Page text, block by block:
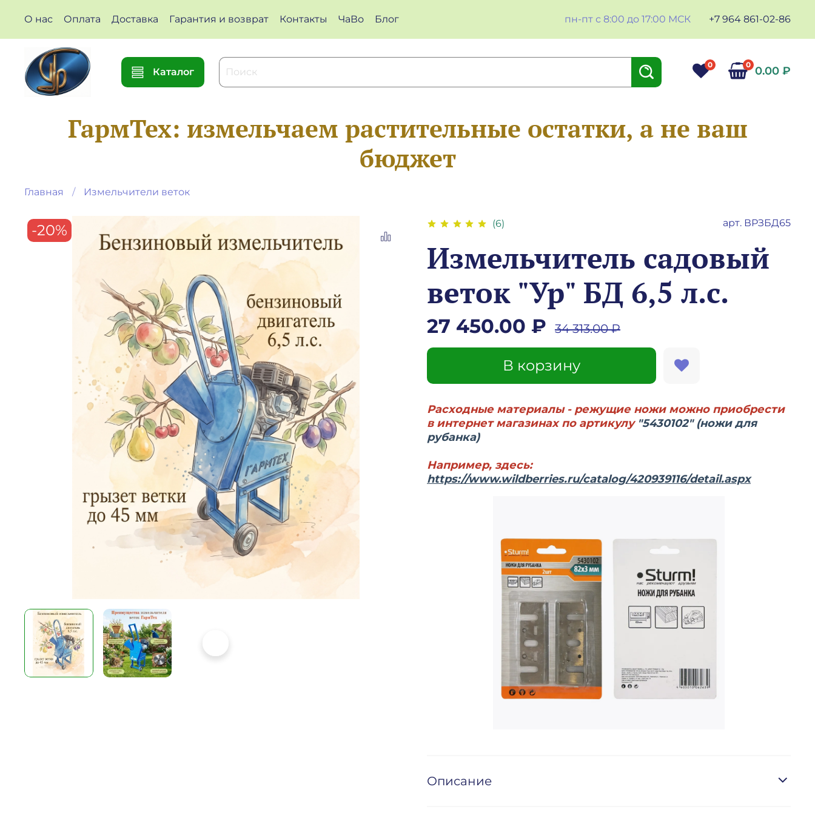
О нас Оплата Доставка Гарантия и возврат Контакты ЧаВо Блог пн-пт с 8:00 до 17:00 МСК +7 964 861-02-86
Каталог
0 0 0.00 ₽
ГармТех: измельчаем растительные остатки, а не ваш
бюджет
Главная Измельчители веток
-20% (6) арт. ВРЗБД65
Измельчитель садовый
веток "Ур" БД 6,5 л.с.
27 450.00 ₽ 34 313.00 ₽
В корзину
Расходные материалы - режущие ножи можно приобрести
в интернет магазинах по артикулу "5430102" (ножи для
рубанка)
Например, здесь:
https://www.wildberries.ru/catalog/420939116/detail.aspx
Описание